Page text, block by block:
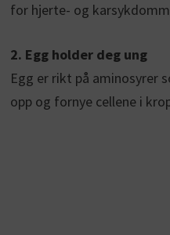
for hjerte- og
2. Egg holder deg ung
Egg er rikt på aminosyrer
opp og fornye cellene i